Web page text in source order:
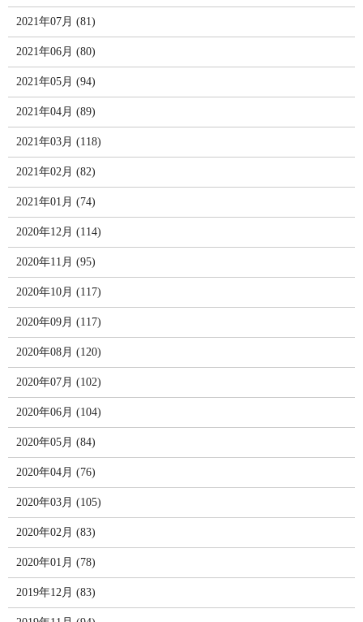
2021年07月 (81)
2021年06月 (80)
2021年05月 (94)
2021年04月 (89)
2021年03月 (118)
2021年02月 (82)
2021年01月 (74)
2020年12月 (114)
2020年11月 (95)
2020年10月 (117)
2020年09月 (117)
2020年08月 (120)
2020年07月 (102)
2020年06月 (104)
2020年05月 (84)
2020年04月 (76)
2020年03月 (105)
2020年02月 (83)
2020年01月 (78)
2019年12月 (83)